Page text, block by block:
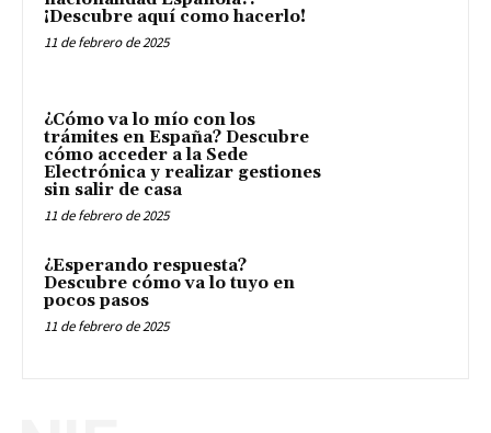
¡Descubre aquí como hacerlo!
11 de febrero de 2025
¿Cómo va lo mío con los
trámites en España? Descubre
cómo acceder a la Sede
Electrónica y realizar gestiones
sin salir de casa
11 de febrero de 2025
¿Esperando respuesta?
Descubre cómo va lo tuyo en
pocos pasos
11 de febrero de 2025